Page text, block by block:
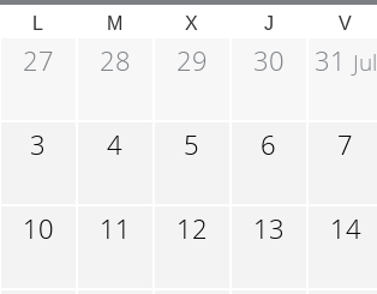
L M X J V
27 28 29 30 31 Jul
3 4 5 6 7
10 11 12 13 14